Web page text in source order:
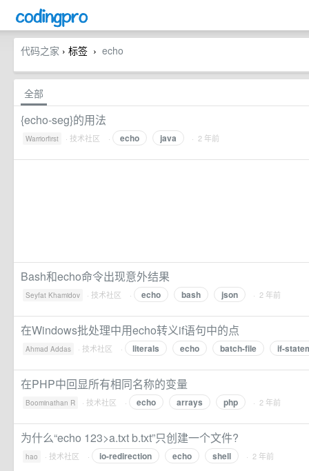
代码之家 › 标签 › echo
全部
{echo-seg}的用法
Warriorfirst · 技术社区 · echo java · 2 年前
Bash和echo命令出现意外结果
Seyfat Khamidov · 技术社区 · echo bash json · 2 年前
在Windows批处理中用echo转义if语句中的点
Ahmad Addas · 技术社区 · literals echo batch-file if-
在PHP中回显所有相同名称的变量
Boominathan R · 技术社区 · echo arrays php · 2 年前
为什么“echo 123>a.txt b.txt”只创建一个文件?
hao · 技术社区 · io-redirection echo shell · 2 年前